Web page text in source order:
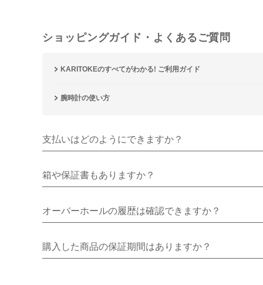
ショッピングガイド・よくあるご質問
KARITOKEのすべてがわかる! ご利用ガイド
腕時計の使い方
支払いはどのようにできますか？
箱や保証書もありますか？
オーバーホールの履歴は確認できますか？
購入した商品の保証期間はありますか？